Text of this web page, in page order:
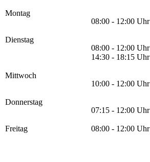
Montag
08:00 - 12:00 Uhr
Dienstag
08:00 - 12:00 Uhr
14:30 - 18:15 Uhr
Mittwoch
10:00 - 12:00 Uhr
Donnerstag
07:15 - 12:00 Uhr
Freitag 08:00 - 12:00 Uhr